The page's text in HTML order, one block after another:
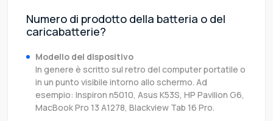
Numero di prodotto della batteria o del
caricabatterie?
Modello del dispositivo
In genere è scritto sul retro del computer portatile o
in un punto visibile intorno allo schermo. Ad
esempio: Inspiron n5010, Asus K53S, HP Pavilion G6,
MacBook Pro 13 A1278, Blackview Tab 16 Pro.